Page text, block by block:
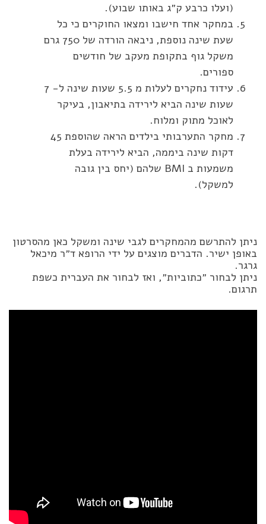
(ועלו כרבע ק״ג באותו שבוע).
במחקר אחד חישבו ומצאו החוקרים כי כל
שעת שינה נוספת, ניבאה הורדה של 750 גרם
משקל גוף בתקופת מעקב של חודשים
ספורים.
עידוד נחקרים לעלות מ 5.5 שעות שינה ל- 7
שעות שינה הביא לירידה בתיאבון, בעיקר
לאוכל מתוק ומלוח.
מחקר התערבותי בילדים הראה שהוספת 45
דקות שינה ביממה, הביא לירידה בעלת
משמעות ב BMI שלהם (יחס בין גובה
למשקל).
ניתן להתרשם מהמחקרים לגבי שינה ומשקל כאן מהסרטון
באופן ישיר. הדברים מוצגים על ידי הרופא ד״ר מיכאל
גרגר.
ניתן לבחור ״כתוביות״, ואז לבחור את העברית כשפת
תרגום.